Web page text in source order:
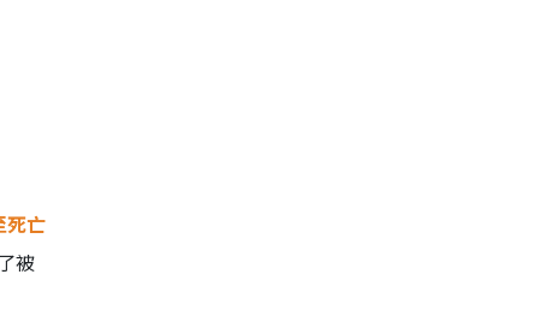
死亡
被